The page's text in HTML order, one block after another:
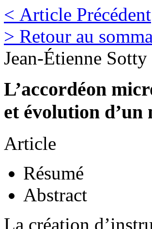
< Article Précédent
> Retour au
Jean-Étienne Sotty
L’accordéon
et évolution
Article
Résumé
Abstract
La création